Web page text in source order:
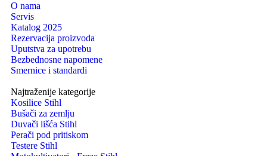
O nama
Servis
Katalog 2025
Rezervacija proizvoda
Uputstva za upotrebu
Bezbednosne napomene
Smernice i standardi
Najtraženije kategorije
Kosilice Stihl
Bušači za zemlju
Duvači lišća Stihl
Perači pod pritiskom
Testere Stihl